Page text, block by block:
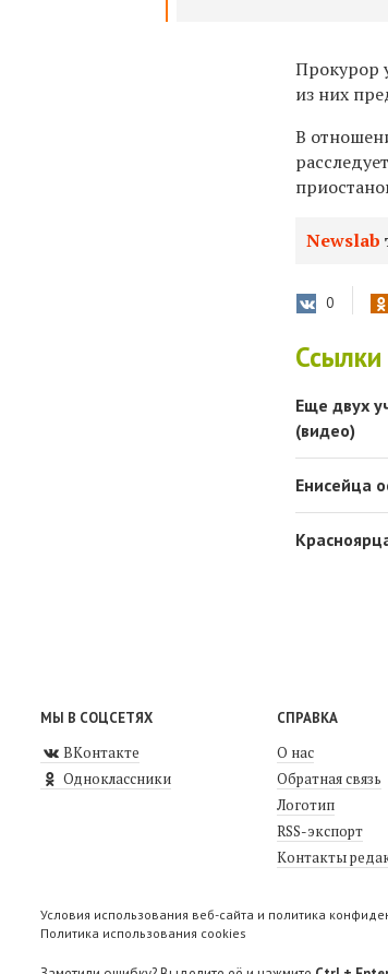
Прокурор
из них
В
Newslab
0
Еще двух
(видео)
Енисейца
МЫ В СОЦСЕТЯХ
ВКонтакте
Одноклассники
СПРАВКА
О нас
Обратная связь
Логотип
RSS-экспорт
Контакты
Условия использования веб-сайта и политика
Политика использования cookies